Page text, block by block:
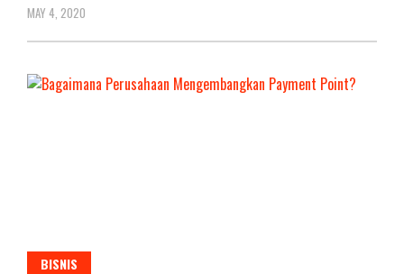
MAY 4, 2020
BISNIS